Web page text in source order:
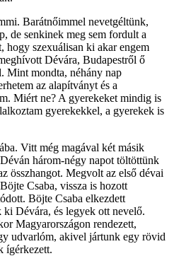
Barátnőimmel nevetgéltünk,
de senkinek meg sem fordult a
hogy szexuálisan ki akar engem
Dévára, Budapestről ő
Mint mondta, néhány nap
az alapítványt és a
Miért ne? A gyerekeket mindig is
gyerekekkel, a gyerekek is
Vitt még magával két másik
három-négy napot töltöttünk
összhangot. Megvolt az első dévai
Csaba, vissza is hozott
Böjte Csaba elkezdett
Dévára, és legyek ott nevelő.
Magyarországon rendezett,
udvarlóm, akivel jártunk egy rövid
ígérkezett.